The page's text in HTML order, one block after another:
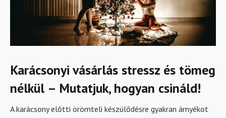
Karácsonyi vásárlás stressz és tömeg
nélkül – Mutatjuk, hogyan csináld!
A karácsony előtti örömteli készülődésre gyakran árnyékot